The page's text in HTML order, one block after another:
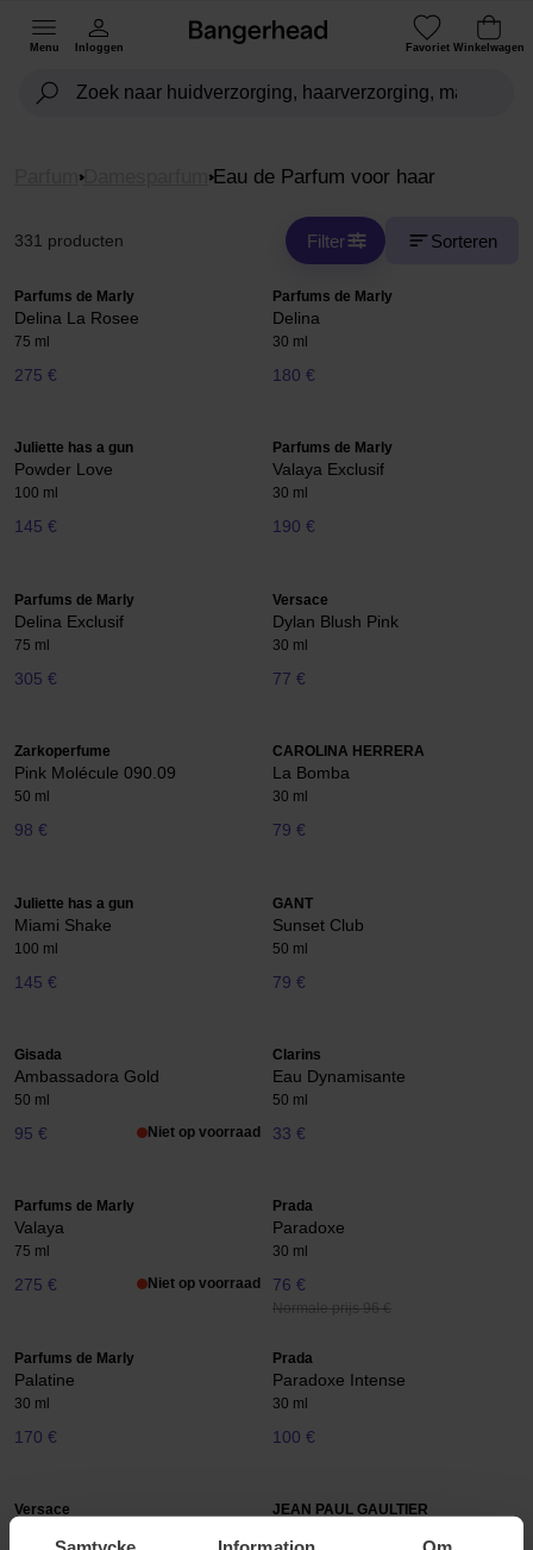
Menu Inloggen Favoriet Winkelwagen
Damesparfum Eau de Parfum voor haar
331 producten Filter Sorteren
Parfums de Marly
Delina La Rosee
75 ml
275 €
Parfums de Marly
Delina
30 ml
180 €
Juliette has a gun
Powder Love
100 ml
145 €
Parfums de Marly
Valaya Exclusif
30 ml
190 €
Parfums de Marly
Delina Exclusif
75 ml
305 €
Versace
Dylan Blush Pink
30 ml
77 €
Zarkoperfume
Pink Molécule 090.09
50 ml
98 €
CAROLINA HERRERA
La Bomba
30 ml
79 €
Juliette has a gun
Miami Shake
100 ml
145 €
GANT
Sunset Club
50 ml
79 €
Gisada
Ambassadora Gold
50 ml
95 € Niet op voorraad
Clarins
Eau Dynamisante
50 ml
33 €
Parfums de Marly
Valaya
75 ml
275 € Niet op voorraad
Prada
Paradoxe
30 ml
76 €
Normale prijs 96 €
Parfums de Marly
Palatine
30 ml
170 €
Prada
Paradoxe Intense
30 ml
100 €
Versace JEAN PAUL GAULTIER